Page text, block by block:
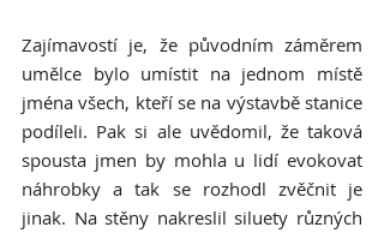
Zajímavostí je, že původním záměrem
umělce bylo umístit na jednom místě
jména všech, kteří se na výstavbě stanice
podíleli. Pak si ale uvědomil, že taková
spousta jmen by mohla u lidí evokovat
náhrobky a tak se rozhodl zvěčnit je
jinak. Na stěny nakreslil siluety různých